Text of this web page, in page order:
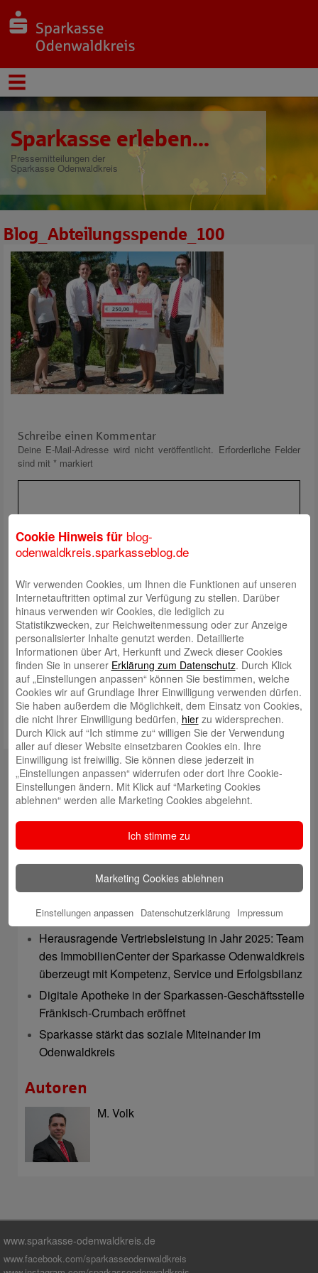
Sparkasse erleben...
Pressemitteilungen der
Sparkasse Odenwaldkreis
Blog_Abteilungsspende_100
Schreibe einen Kommentar
Deine E-Mail-Adresse wird nicht veröffentlicht. Erforderliche Felder
sind mit * markiert
Name*
E-Mail-Adresse*
Website
Name, E-Mail-Adresse und Website in diesem Browser für
meinen nächsten Kommentar speichern.
Kontakt
mail@sparkasse-odenwaldkreis.de
Auch per WhatsApp erreichbar!
Neueste Beiträge
Sparkassen Kino Open-Air-Sommer 2026 startet
Öffnungszeiten der Sparkasse zum Wiesenmarkt
Herausragende Vertriebsleistung in Jahr 2025: Team
des ImmobilienCenter der Sparkasse Odenwaldkreis
überzeugt mit Kompetenz, Service und Erfolgsbilanz
Digitale Apotheke in der Sparkassen-Geschäftsstelle
Fränkisch-Crumbach eröffnet
Sparkasse stärkt das soziale Miteinander im
Odenwaldkreis
Autoren
M. Volk
www.sparkasse-odenwaldkreis.de
www.facebook.com/sparkasseodenwaldkreis
Cookie Hinweis für blog-
odenwaldkreis.sparkasseblog.de
Wir verwenden Cookies, um Ihnen die Funktionen auf unseren
Internetauftritten optimal zur Verfügung zu stellen. Darüber
hinaus verwenden wir Cookies, die lediglich zu
Statistikzwecken, zur Reichweitenmessung oder zur Anzeige
personalisierter Inhalte genutzt werden. Detaillierte
Informationen über Art, Herkunft und Zweck dieser Cookies
finden Sie in unserer Erklärung zum Datenschutz. Durch Klick
auf „Einstellungen anpassen“ können Sie bestimmen, welche
Cookies wir auf Grundlage Ihrer Einwilligung verwenden dürfen.
Sie haben außerdem die Möglichkeit, dem Einsatz von Cookies,
die nicht Ihrer Einwilligung bedürfen, hierzu widersprechen.
Durch Klick auf “Ich stimme zu“ willigen Sie der Verwendung
aller auf dieser Website einsetzbaren Cookies ein. Ihre
Einwilligung ist freiwillig. Sie können diese jederzeit in
„Einstellungen anpassen“ widerrufen oder dort Ihre Cookie-
Einstellungen ändern. Mit Klick auf “Marketing Cookies
ablehnen“ werden alle Marketing Cookies abgelehnt.
Ich stimme zu
Marketing Cookies ablehnen
Einstellungen anpassen Datenschutzerklärung Impressum